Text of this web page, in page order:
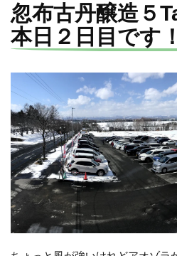
忽布古丹醸造５
本日２日目です